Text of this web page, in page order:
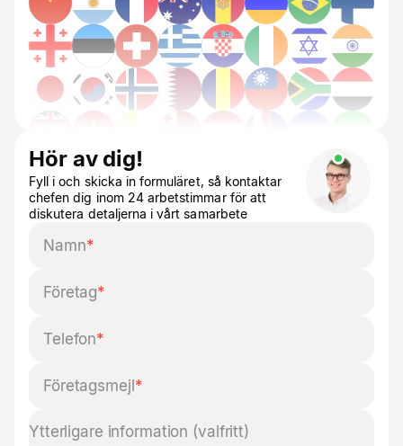
Hör av dig!
Fyll i och skicka in formuläret, så kontaktar
chefen dig inom 24 arbetstimmar för att
diskutera detaljerna i vårt samarbete
Namn*
Företag*
Telefon*
Företagsmejl *